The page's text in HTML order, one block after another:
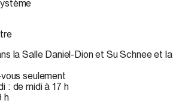
la Salle Daniel-Dion et Su Schnee et la
seulement
: de midi à 17 h
h